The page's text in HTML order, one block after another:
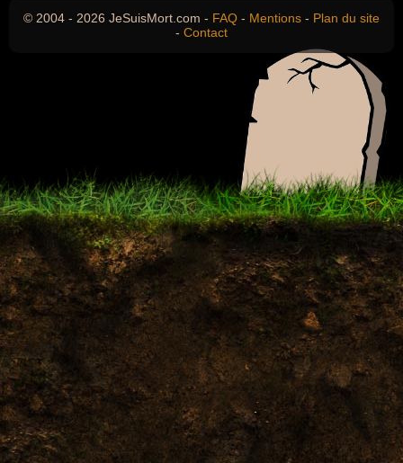
© 2004 - 2026 JeSuisMort.com - FAQ - Mentions - Plan du site
- Contact